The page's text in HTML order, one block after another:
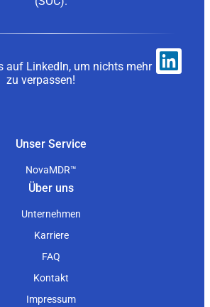
auf LinkedIn, um nichts mehr
zu verpassen!
Unser Service
NovaMDR™
Über uns
Unternehmen
Karriere
FAQ
Kontakt
Impressum